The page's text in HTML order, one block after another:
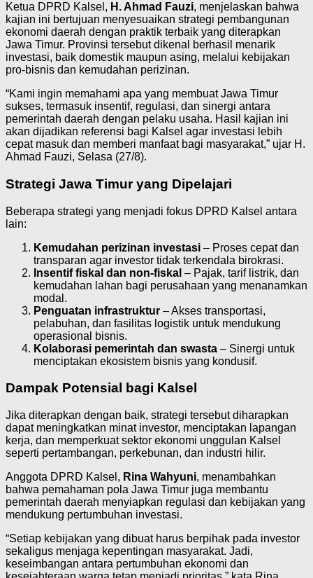
Ketua DPRD Kalsel, H. Ahmad Fauzi, menjelaskan bahwa
kajian ini bertujuan menyesuaikan strategi pembangunan
ekonomi daerah dengan praktik terbaik yang diterapkan
Jawa Timur. Provinsi tersebut dikenal berhasil menarik
investasi, baik domestik maupun asing, melalui kebijakan
pro-bisnis dan kemudahan perizinan.
“Kami ingin memahami apa yang membuat Jawa Timur
sukses, termasuk insentif, regulasi, dan sinergi antara
pemerintah daerah dengan pelaku usaha. Hasil kajian ini
akan dijadikan referensi bagi Kalsel agar investasi lebih
cepat masuk dan memberi manfaat bagi masyarakat,” ujar H.
Ahmad Fauzi, Selasa (27/8).
Strategi Jawa Timur yang Dipelajari
Beberapa strategi yang menjadi fokus DPRD Kalsel antara
lain:
Kemudahan perizinan investasi – Proses cepat dan
transparan agar investor tidak terkendala birokrasi.
Insentif fiskal dan non-fiskal – Pajak, tarif listrik, dan
kemudahan lahan bagi perusahaan yang menanamkan
modal.
Penguatan infrastruktur – Akses transportasi,
pelabuhan, dan fasilitas logistik untuk mendukung
operasional bisnis.
Kolaborasi pemerintah dan swasta – Sinergi untuk
menciptakan ekosistem bisnis yang kondusif.
Dampak Potensial bagi Kalsel
Jika diterapkan dengan baik, strategi tersebut diharapkan
dapat meningkatkan minat investor, menciptakan lapangan
kerja, dan memperkuat sektor ekonomi unggulan Kalsel
seperti pertambangan, perkebunan, dan industri hilir.
Anggota DPRD Kalsel, Rina Wahyuni, menambahkan
bahwa pemahaman pola Jawa Timur juga membantu
pemerintah daerah menyiapkan regulasi dan kebijakan yang
mendukung pertumbuhan investasi.
“Setiap kebijakan yang dibuat harus berpihak pada investor
sekaligus menjaga kepentingan masyarakat. Jadi,
keseimbangan antara pertumbuhan ekonomi dan